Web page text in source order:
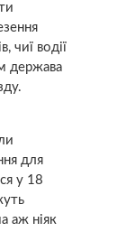
чиї водії
держава
для
у 18
аж ніяк